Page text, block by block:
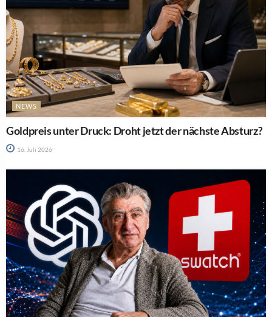
NEWS
Goldpreis unter Druck: Droht jetzt der nächste Absturz?
16. Juli 2026